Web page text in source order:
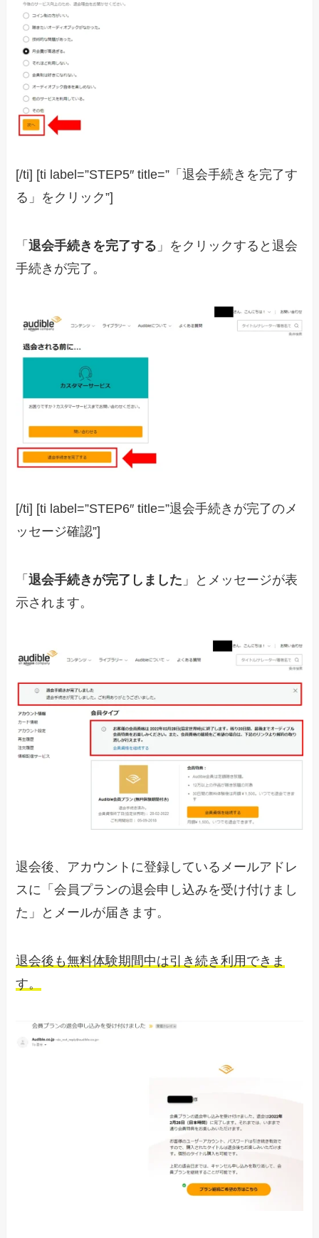
[/ti] [ti label=”STEP5″ title=”「退会手続きを完了す
る」をクリック”]
「退会手続きを完了する 」をクリックすると退会
手続きが完了。
[/ti] [ti label=”STEP6″ title=”退会手続きが完了のメ
ッセージ確認”]
「退会手続きが完了しました 」とメッセージが表
示されます。
退会後、アカウントに登録しているメールアドレ
スに「会員プランの退会申し込みを受け付けまし
た」とメールが届きます。
退会後も無料体験期間中は引き続き利用できま
す。